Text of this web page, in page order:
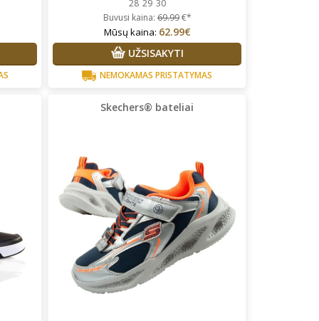
28 29 30
Buvusi kaina:69.99€*
Mūsų kaina: 62.99€
UŽSISAKYTI
NEMOKAMAS PRISTATYMAS
Skechers® bateliai